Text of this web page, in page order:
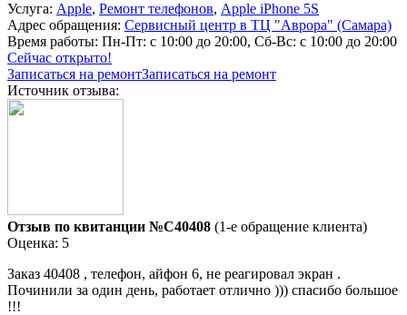
Услуга: Apple, Ремонт телефонов, Apple iPhone 5S
Адрес обращения: Сервисный центр в ТЦ "Аврора" (Самара)
Время работы: Пн-Пт: с 10:00 до 20:00, Сб-Вс: с 10:00 до 20:00
Сейчас открыто!
Записаться на ремонтЗаписаться на ремонт
Источник отзыва:
Отзыв по квитанции №C40408 (1-е обращение клиента)
Оценка: 5
Заказ 40408 , телефон, айфон 6, не реагировал экран .
Починили за один день, работает отлично ))) спасибо большое
!!!